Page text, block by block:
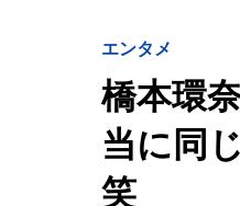
エンタメ
橋本環
当に同
笑